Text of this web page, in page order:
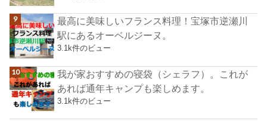
最高に美味しいフランス料理！宝塚市逆瀬川
駅にあるオーベルジーヌ。
3.1k件のビュー
我が家おすすめの寝袋（シェラフ）。これが
あれば通年キャンプも楽しめます。
3.1k件のビュー